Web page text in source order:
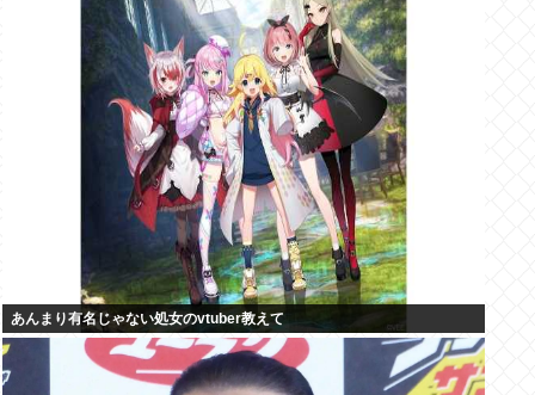
あんまり有名じゃない処女のvtuber教えて